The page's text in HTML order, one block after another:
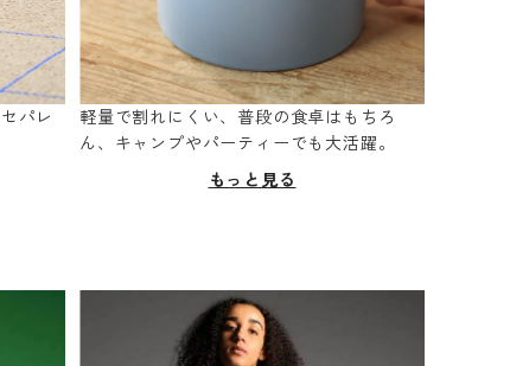
パレ
軽量で割れにくい、普段の食卓はもちろ
ん、キャンプやパーティーでも大活躍。
もっと見る